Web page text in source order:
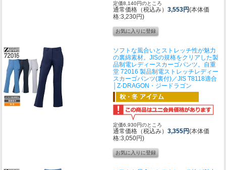
定価8,140円のところ
通常価格（税込み） 3,553円(本体価
格:3,230円)
ソフトな風合いとストレッチ性が魅力
の裏綿素材。JISの規格をクリアした製
品制電レディースカーゴパンツ。 自重
堂 72016 製品制電ストレッチレディー
スカーゴパンツ(裏付)／JIS T8118適合
│Z-DRAGON・ジードラゴン
定価6,930円のところ
通常価格（税込み） 3,355円(本体価
格:3,050円)